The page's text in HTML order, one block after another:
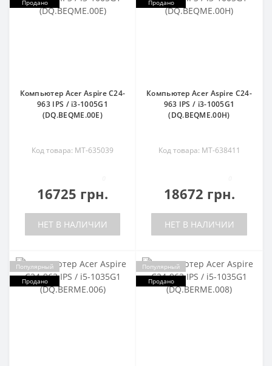
Продано
Компьютер Acer Aspire C24-
963 IPS / i3-1005G1
(DQ.BEQME.00E)
Код товара: MT-635039
16725 грн.
НЕТ В НАЛИЧИИ
Продано
Компьютер Acer Aspire C24-
963 IPS / i3-1005G1
(DQ.BEQME.00H)
Код товара: MT-638411
18672 грн.
НЕТ В НАЛИЧИИ
Популярный
Продано
Популярный
Продано